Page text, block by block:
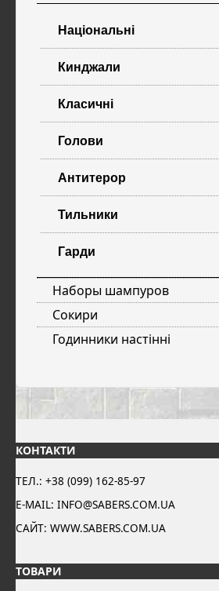
Національні
Кинджали
Класичні
Голови
Антитерор
Тильники
Гарди
Наборы шампуров
Сокири
Годинники настінні
КОНТАКТИ
ТЕЛ.: +38 (099) 162-85-97
E-MAIL: INFO@SABERS.COM.UA
САЙТ: WWW.SABERS.COM.UA
ТОВАРИ